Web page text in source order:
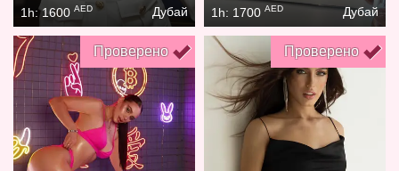
1h: 1600 AED Дубай 1h: 1700 AED Дубай
Проверено Проверено